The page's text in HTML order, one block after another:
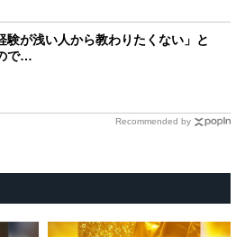
験が浅い人から教わりたくない」と
で…
Recommended by